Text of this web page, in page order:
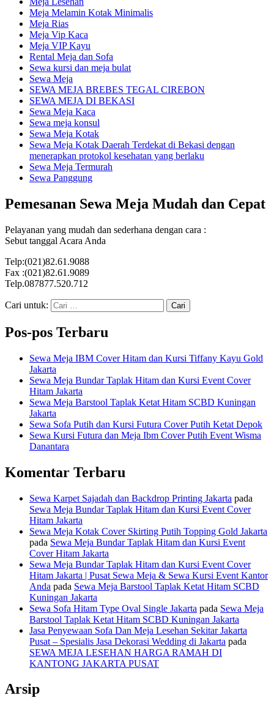
Meja Melamin Kotak Minimalis
Meja Rias
Meja Vip Kaca
Meja VIP Kayu
Rental Meja dan Sofa
Sewa kursi dan meja bulat
Sewa Meja
SEWA MEJA BREBES TEGAL CIREBON
SEWA MEJA DI BEKASI
Sewa Meja Kaca
Sewa meja konsul
Sewa Meja Kotak
Sewa Meja Kotak Daerah Terdekat di Bekasi dengan
menerapkan protokol kesehatan yang berlaku
Sewa Meja Termurah
Sewa Panggung
Pemesanan Sewa Meja Mudah dan Cepat
Pelayanan yang mudah dan sederhana dengan cara :
Sebut tanggal Acara Anda
Telp:(021)82.61.9088
Fax :(021)82.61.9089
Telp.087877.520.712
Cari untuk:
Pos-pos Terbaru
Sewa Meja IBM Cover Hitam dan Kursi Tiffany Kayu Gold
Jakarta
Sewa Meja Bundar Taplak Hitam dan Kursi Event Cover
Hitam Jakarta
Sewa Meja Barstool Taplak Ketat Hitam SCBD Kuningan
Jakarta
Sewa Sofa Putih dan Kursi Futura Cover Putih Ketat Depok
Sewa Kursi Futura dan Meja Ibm Cover Putih Event Wisma
Danantara
Komentar Terbaru
Sewa Karpet Sajadah dan Backdrop Printing Jakarta pada
Sewa Meja Bundar Taplak Hitam dan Kursi Event Cover
Hitam Jakarta
Sewa Meja Kotak Cover Skirting Putih Topping Gold Jakarta
pada Sewa Meja Bundar Taplak Hitam dan Kursi Event
Cover Hitam Jakarta
Sewa Meja Bundar Taplak Hitam dan Kursi Event Cover
Hitam Jakarta | Pusat Sewa Meja & Sewa Kursi Event Kantor
Anda pada Sewa Meja Barstool Taplak Ketat Hitam SCBD
Kuningan Jakarta
Sewa Sofa Hitam Type Oval Single Jakarta pada Sewa Meja
Barstool Taplak Ketat Hitam SCBD Kuningan Jakarta
Jasa Penyewaan Sofa Dan Meja Lesehan Sekitar Jakarta
Pusat – Spesialis Jasa Dekorasi Wedding di Jakarta pada
SEWA MEJA LESEHAN HARGA RAMAH DI
KANTONG JAKARTA PUSAT
Arsip